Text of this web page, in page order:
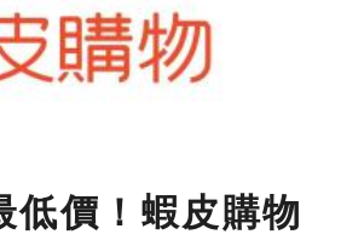
低價！蝦皮購物